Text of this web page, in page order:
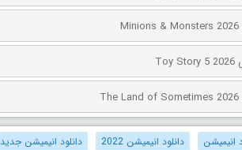
انیمیشن دانلود انیمیشن 2022
دانلود انیمیشن جدید